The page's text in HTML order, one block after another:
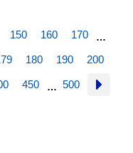
150 160 170 …
180 190 200
450 … 500